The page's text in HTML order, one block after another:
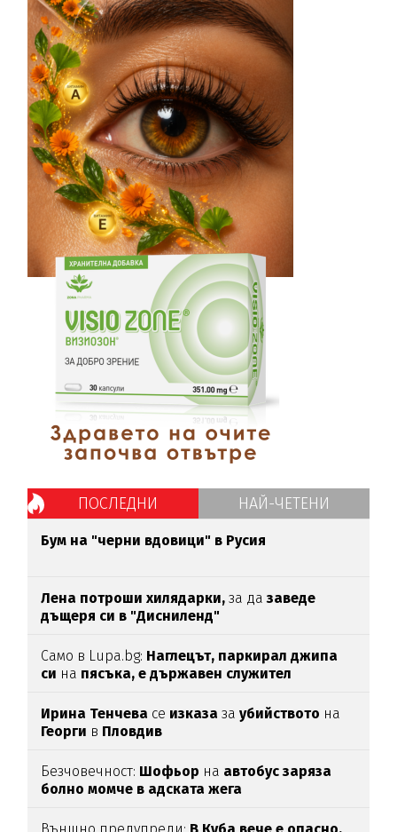
ПОСЛЕДНИ НАЙ-ЧЕТЕНИ
Бум на "черни вдовици" в Русия
Лена потроши хилядарки,за да заведе
дъщеря си в "Дисниленд"
Само в Lupa.bg: Наглецът, паркирал джипа
си на пясъка, е държавен служител
Ирина Тенчева се изказазаубийството на
Георги в Пловдив
Безчовечност: Шофьор на автобус заряза
болно момче в адската жега